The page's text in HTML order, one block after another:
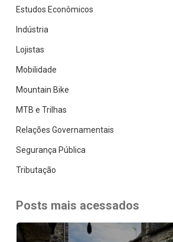
Estudos Econômicos
Indústria
Lojistas
Mobilidade
Mountain Bike
MTB e Trilhas
Relações Governamentais
Segurança Pública
Tributação
Posts mais acessados